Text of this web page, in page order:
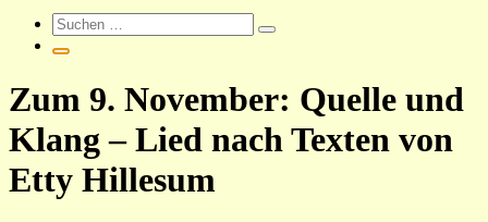
Zum 9. November: Quelle und
Klang – Lied nach Texten von
Etty Hillesum